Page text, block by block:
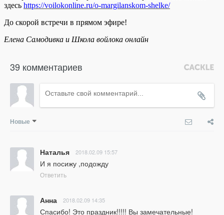
здесь https://voilokonline.ru/o-margilanskom-shelke/
До скорой встречи в прямом эфире!
Елена Самодивка и Школа войлока онлайн
39 комментариев
Новые
Наталья 2018.02.09 15:57
И я посижу ,подожду
Ответить
Анна 2018.02.09 14:35
Спасибо! Это праздник!!!!! Вы замечательные!